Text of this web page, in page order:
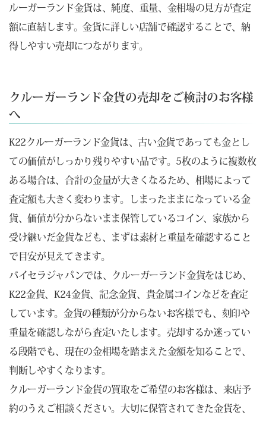
ルーガーランド金貨は、純度、重量、金相場の見方が査定
額に直結します。金貨に詳しい店舗で確認することで、納
得しやすい売却につながります。
クルーガーランド金貨の売却をご検討のお客様
へ
K22クルーガーランド金貨は、古い金貨であっても金とし
ての価値がしっかり残りやすい品です。5枚のように複数枚
ある場合は、合計の金量が大きくなるため、相場によって
査定額も大きく変わります。しまったままになっている金
貨、価値が分からないまま保管しているコイン、家族から
受け継いだ金貨なども、まずは素材と重量を確認すること
で目安が見えてきます。
バイセラジャパンでは、クルーガーランド金貨をはじめ、
K22金貨、K24金貨、記念金貨、貴金属コインなどを査定
しています。金貨の種類が分からないお客様でも、刻印や
重量を確認しながら査定いたします。売却するか迷ってい
る段階でも、現在の金相場を踏まえた金額を知ることで、
判断しやすくなります。
クルーガーランド金貨の買取をご希望のお客様は、来店予
約のうえご相談ください。大切に保管されてきた金貨を、